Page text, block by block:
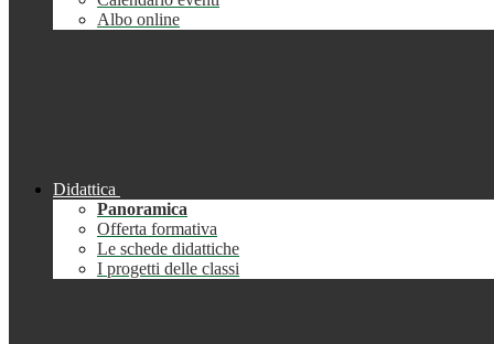
Albo online
Didattica
Panoramica
Offerta formativa
Le schede didattiche
I progetti delle classi